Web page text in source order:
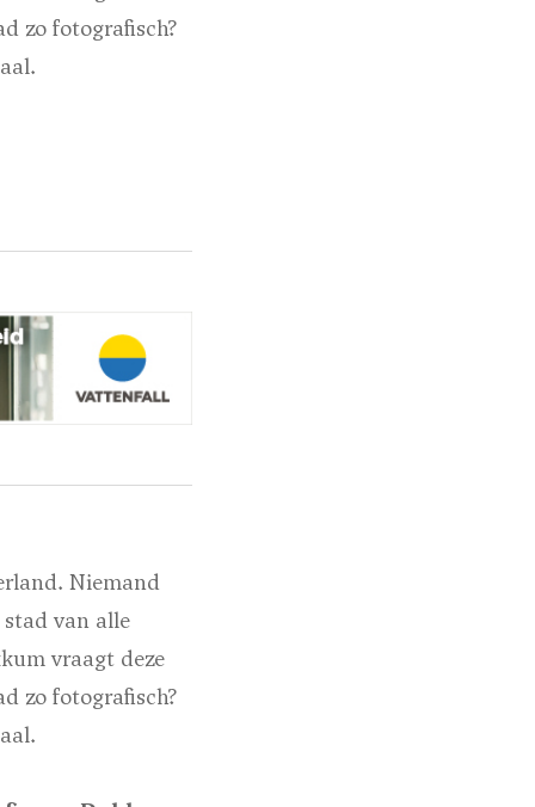
zo fotografisch?
Niemand
van alle
vraagt deze
zo fotografisch?